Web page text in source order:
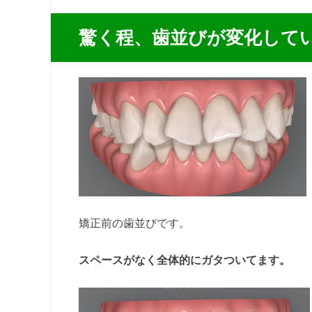
驚く程、歯並びが変化して
矯正前の歯並びです。
スペースがなく全体的にガタついてます。